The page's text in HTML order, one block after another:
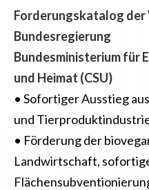
Forderungskatalog der
Bundesregierung
Bundesministerium für
und Heimat (CSU)
• Sofortiger Ausstieg
und
• Förderung der
Landwirtschaft,